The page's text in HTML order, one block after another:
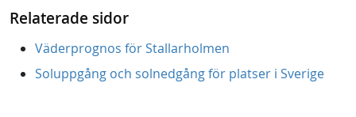
Relaterade sidor
Väderprognos för Stallarholmen
Soluppgång och solnedgång för platser i Sverige